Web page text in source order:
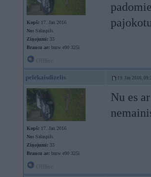
Kopš: 17. Jan 2016
No: Salaspils
Ziņojumi: 33
Braucu ar: bmw e90 325i
pelekaisdizelis 19. Jan 2016,
Kopš: 17. Jan 2016
No: Salaspils
Ziņojumi: 33
Braucu ar: bmw e90 325i
Nu es